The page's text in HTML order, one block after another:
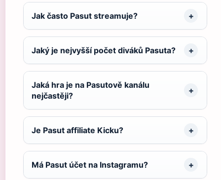
Jak často Pasut streamuje?
Jaký je nejvyšší počet diváků Pasuta?
Jaká hra je na Pasutově kanálu
nejčastěji?
Je Pasut affiliate Kicku?
Má Pasut účet na Instagramu?